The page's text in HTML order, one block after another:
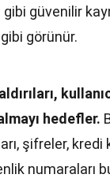
güvenilir
görünür.
hedefler.
şifreler,
numaraları